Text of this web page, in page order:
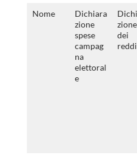
Nome
Dichiara
zione
spese
campag
na
elettoral
e
zione
dei